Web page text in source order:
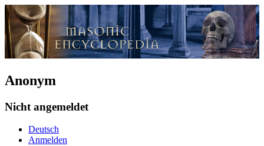
Anonym
Nicht angemeldet
Deutsch
Anmelden